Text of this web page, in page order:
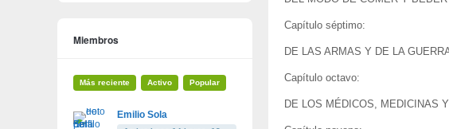
Capítulo séptimo:
DE LAS ARMAS Y DE LA
Capítulo octavo:
DE LOS MÉDICOS, MEDICINAS
Miembros
Más reciente Activo Popular
Emilio Sola